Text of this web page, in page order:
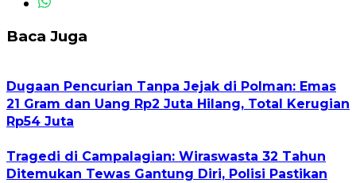
Baca Juga
Dugaan Pencurian Tanpa Jejak di Polman: Emas
21 Gram dan Uang Rp2 Juta Hilang, Total Kerugian
Rp54 Juta
Tragedi di Campalagian: Wiraswasta 32 Tahun
Ditemukan Tewas Gantung Diri, Polisi Pastikan